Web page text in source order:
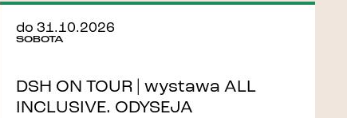
do 31.10.2026
SOBOTA
DSH ON TOUR | wystawa ALL
INCLUSIVE. ODYSEJA